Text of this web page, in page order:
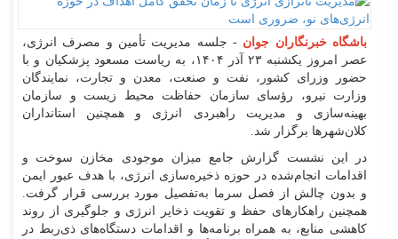
باشگاه خبرنگاران جوان - جلسه مدیریت تأمین و مصرف انرژی،
عصر امروز یکشنبه ۲۳ آذر ۱۴۰۴، به ریاست مسعود پزشکیان و با
حضور وزرای کشور، نفت و صنعت، معدن و تجارت، نمایندگان
وزارت نیرو، رؤسای سازمان حفاظت محیط زیست و سازمان
بهینه‌سازی و مدیریت راهبردی انرژی و همچنین استانداران
کلان‌شهر‌ها برگزار شد.
در این نشست گزارش جامع میزان موجودی مخازن سوخت و
اقدامات انجام‌شده در حوزه ذخیره‌سازی انرژی، با هدف عبور ایمن
و بدون چالش از فصل سرما به‌تفصیل مورد بررسی قرار گرفت.
همچنین راهکار‌های حفظ و تقویت ذخایر انرژی و جلوگیری از روند
کاهشی منابع، به همراه برنامه‌ها و اقدامات دستگاه‌های ذی‌ربط در